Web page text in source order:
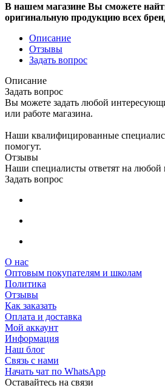
В нашем магазине Вы сможете
оригинальную продукцию всех
Описание
Отзывы
Задать вопрос
Описание
Задать вопрос
Вы можете задать любой
или работе магазина.
Наши квалифицированные
помогут.
Отзывы
Наши специалисты ответят на
Задать вопрос
О нас
Оптовым покупателям и школам
Политика
Отзывы
Как заказать
Оплата и доставка
Мой аккаунт
Информация
Наш блог
Связь с нами
Начать чат по WhatsApp
Оставайтесь на связи